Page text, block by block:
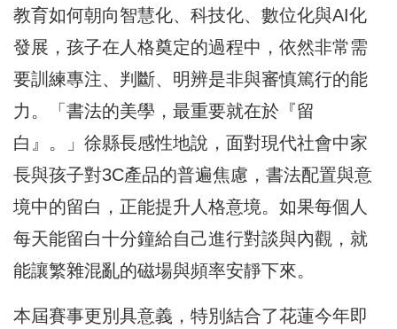
教育如何朝向智慧化、科技化、數位化與AI化
發展，孩子在人格奠定的過程中，依然非常需
要訓練專注、判斷、明辨是非與審慎篤行的能
力。「書法的美學，最重要就在於『留
白』。」徐縣長感性地說，面對現代社會中家
長與孩子對3C產品的普遍焦慮，書法配置與意
境中的留白，正能提升人格意境。如果每個人
每天能留白十分鐘給自己進行對談與內觀，就
能讓繁雜混亂的磁場與頻率安靜下來。
本屆賽事更別具意義，特別結合了花蓮今年即